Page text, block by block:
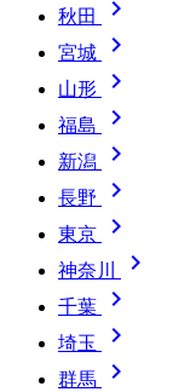
秋田 
宮城 
山形 
福島 
新潟 
長野 
東京 
神奈川 
千葉 
埼玉 
群馬 